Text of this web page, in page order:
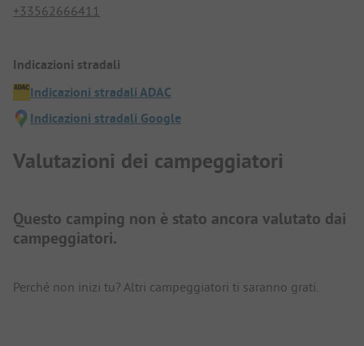
+33562666411
Indicazioni stradali
Indicazioni stradali ADAC
Indicazioni stradali Google
Valutazioni dei campeggiatori
Questo camping non è stato ancora valutato dai
campeggiatori.
Perché non inizi tu? Altri campeggiatori ti saranno grati.